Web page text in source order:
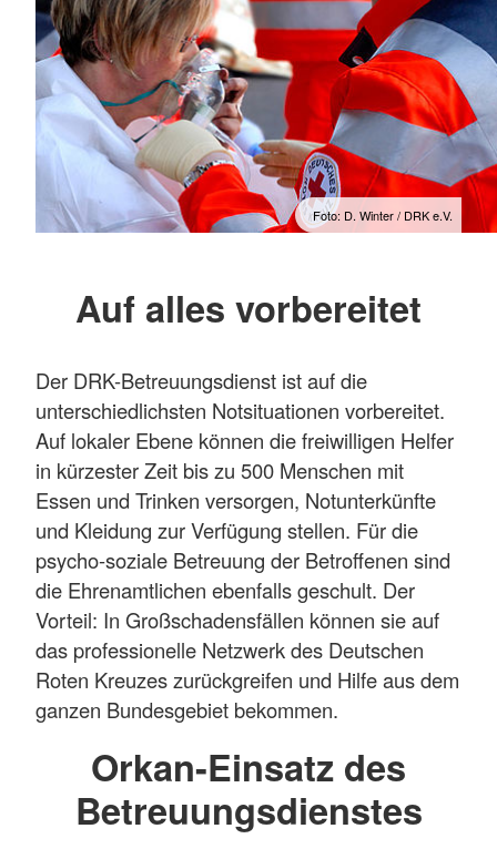
Foto: D. Winter / DRK e.V.
Auf alles vorbereitet
Der DRK-Betreuungsdienst ist auf die
unterschiedlichsten Notsituationen vorbereitet.
Auf lokaler Ebene können die freiwilligen Helfer
in kürzester Zeit bis zu 500 Menschen mit
Essen und Trinken versorgen, Notunterkünfte
und Kleidung zur Verfügung stellen. Für die
psycho-soziale Betreuung der Betroffenen sind
die Ehrenamtlichen ebenfalls geschult. Der
Vorteil: In Großschadensfällen können sie auf
das professionelle Netzwerk des Deutschen
Roten Kreuzes zurückgreifen und Hilfe aus dem
ganzen Bundesgebiet bekommen.
Orkan-Einsatz des
Betreuungsdienstes